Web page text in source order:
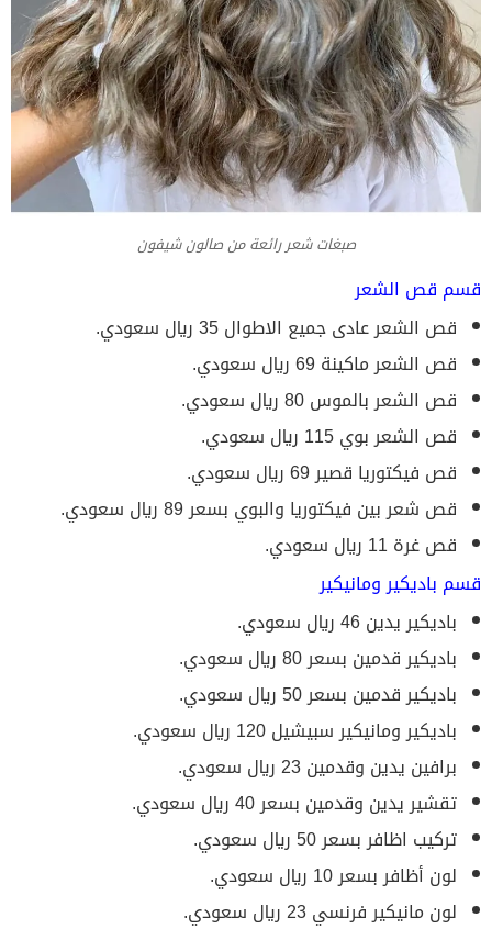
صبغات شعر رائعة من صالون شيفون
قسم قص الشعر
قص الشعر عادى جميع الاطوال 35 ريال سعودي.
قص الشعر ماكينة 69 ريال سعودي.
قص الشعر بالموس 80 ريال سعودي.
قص الشعر بوي 115 ريال سعودي.
قص فيكتوريا قصير 69 ريال سعودي.
قص شعر بين فيكتوريا والبوي بسعر 89 ريال سعودي.
قص غرة 11 ريال سعودي.
قسم باديكير ومانيكير
باديكير يدين 46 ريال سعودي.
باديكير قدمين بسعر 80 ريال سعودي.
باديكير قدمين بسعر 50 ريال سعودي.
باديكير ومانيكير سبيشيل 120 ريال سعودي.
برافين يدين وقدمين 23 ريال سعودي.
تقشير يدين وقدمين بسعر 40 ريال سعودي.
تركيب اظافر بسعر 50 ريال سعودي.
لون أظافر بسعر 10 ريال سعودي.
لون مانيكير فرنسي 23 ريال سعودي.